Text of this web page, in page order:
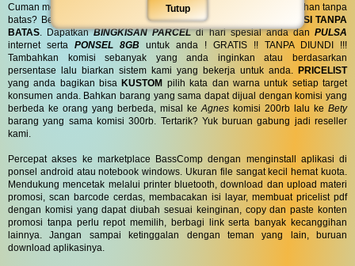
Tutup
Cuman modal posting di media sosial bisa dapat penghasilan tambahan tanpa
batas? Bergabung menjadi
RESELLERkami serta dapatkan
KOMISI TANPA
BATAS . DapatkanBINGKISAN PARCELdi hari spesial anda danPULSA
internet serta PONSEL 8GB untuk anda ! GRATIS !! TANPA DIUNDI !!!
Tambahkan komisi sebanyak yang anda inginkan atau berdasarkan
persentase lalu biarkan sistem kami yang bekerja untuk anda. PRICELIST
yang anda bagikan bisaKUSTOM pilih kata dan warna untuk setiap target
konsumen anda. Bahkan barang yang sama dapat dijual dengan komisi yang
berbeda ke orang yang berbeda, misal ke Agnes komisi 200rb lalu ke Bety
barang yang sama komisi 300rb. Tertarik? Yuk buruan gabung jadi reseller
kami.
Percepat akses ke marketplace BassComp dengan menginstall aplikasi di
ponsel android atau notebook windows. Ukuran file sangat kecil hemat kuota.
Mendukung mencetak melalui printer bluetooth, download dan upload materi
promosi, scan barcode cerdas, membacakan isi layar, membuat pricelist pdf
dengan komisi yang dapat diubah sesuai keinginan, copy dan paste konten
promosi tanpa perlu repot memilih, berbagi link serta banyak kecanggihan
lainnya. Jangan sampai ketinggalan dengan teman yang lain, buruan
download aplikasinya.